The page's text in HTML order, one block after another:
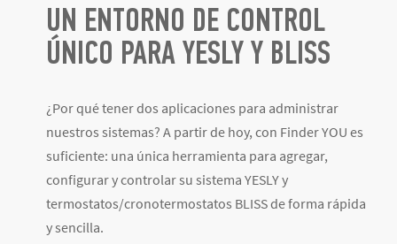
UN ENTORNO DE CONTROL
ÚNICO PARA YESLY Y BLISS
¿Por qué tener dos aplicaciones para administrar
nuestros sistemas? A partir de hoy, con Finder YOU es
suficiente: una única herramienta para agregar,
configurar y controlar su sistema YESLY y
termostatos/cronotermostatos BLISS de forma rápida
y sencilla.